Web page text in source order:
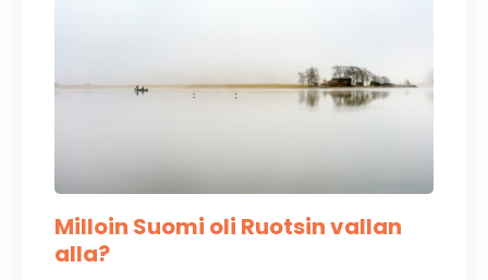
Milloin Suomi oli Ruotsin vallan
alla?